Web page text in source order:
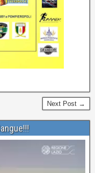
Next Post →